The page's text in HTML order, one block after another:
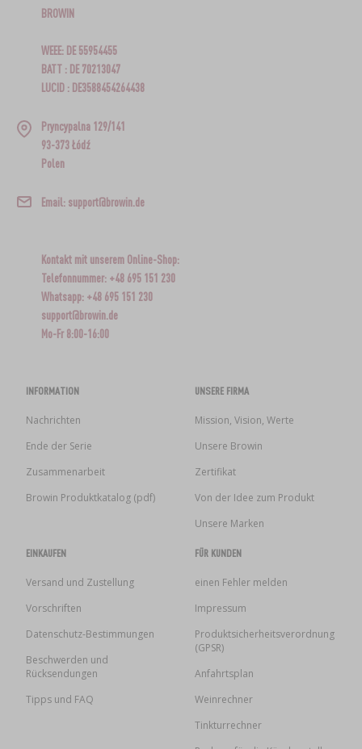
BROWIN
WEEE: DE 55954455
BATT : DE 70213047
LUCID : DE3588454264438
Pryncypalna 129/141
93-373 Łódź
Polen
Email: support@browin.de
Kontakt mit unserem Online-Shop:
Telefonnummer: +48 695 151 230
Whatsapp: +48 695 151 230
support@browin.de
Mo-Fr 8:00-16:00
INFORMATION
Nachrichten
Ende der Serie
Zusammenarbeit
Browin Produktkatalog (pdf)
UNSERE FIRMA
Mission, Vision, Werte
Unsere Browin
Zertifikat
Von der Idee zum Produkt
Unsere Marken
EINKAUFEN
Versand und Zustellung
Vorschriften
Datenschutz-Bestimmungen
Beschwerden und
Rücksendungen
Tipps und FAQ
FÜR KUNDEN
einen Fehler melden
Impressum
Produktsicherheitsverordnung
(GPSR)
Anfahrtsplan
Weinrechner
Tinkturrechner